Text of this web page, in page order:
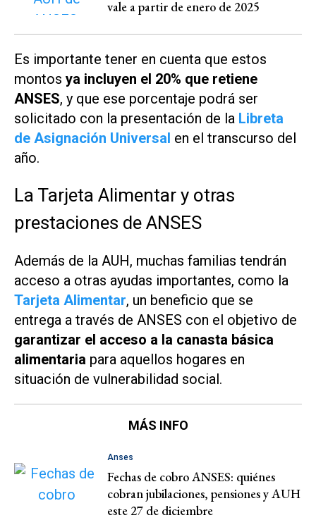
vale a partir de enero de 2025
Es importante tener en cuenta que estos
montos ya incluyen el 20% que retiene
ANSES, y que ese porcentaje podrá ser
solicitado con la presentación de la Libreta
de Asignación Universal en el transcurso del
año.
La Tarjeta Alimentar y otras
prestaciones de ANSES
Además de la AUH, muchas familias tendrán
acceso a otras ayudas importantes, como la
Tarjeta Alimentar, un beneficio que se
entrega a través de ANSES con el objetivo de
garantizar el acceso a la canasta básica
alimentaria para aquellos hogares en
situación de vulnerabilidad social.
MÁS INFO
Anses
Fechas de cobro ANSES: quiénes
cobran jubilaciones, pensiones y AUH
este 27 de diciembre